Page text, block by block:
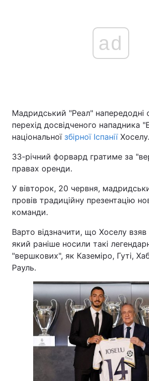
ad
Мадридський "Реал" напередодні
перехід досвідченого нападника
національної збірної ІспаніїХоселу.
33-річний форвард гратиме за
правах оренди.
У вівторок, 20 червня,
провів традиційну презентацію
команди.
Варто відзначити, що Хоселу взяв
який раніше носили такі
"вершкових", як Каземіро, Гуті,
Рауль.